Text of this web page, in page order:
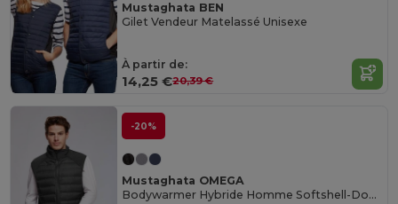
Mustaghata BEN
Gilet Vendeur Matelassé Unisexe
À partir de:
14,25 €20,39 €
-20%
Mustaghata OMEGA
Bodywarmer Hybride Homme Softshell-Doudoune